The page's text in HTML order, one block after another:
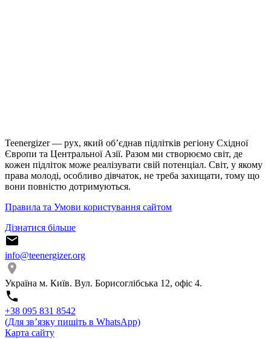
Teenergizer — рух, який об’єднав підлітків регіону Східної
Європи та Центральної Азії. Разом ми створюємо світ, де
кожен підліток може реалізувати свій потенціал. Світ, у якому
права молоді, особливо дівчаток, не треба захищати, тому що
вони повністю дотримуються.
Правила та Умови користування сайтом
Дізнатися більше
info@teenergizer.org
Україна м. Київ. Вул. Борисоглібська 12, офіс 4.
⁨+38 095 831 8542⁩
(Для звʼязку пишіть в WhatsApp)
Карта сайту